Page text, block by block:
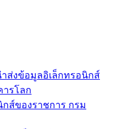
ส่งข้อมูลอิเล็กทรอนิกส์
ารโลก
ส์ของราชการ กรม